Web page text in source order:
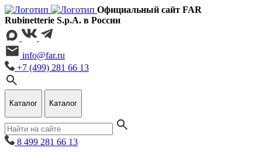
Официальный сайт FAR
Rubinetterie S.p.A. в России
info@far.ru
+7 (499) 281 66 13
Каталог Каталог
8 499 281 66 13